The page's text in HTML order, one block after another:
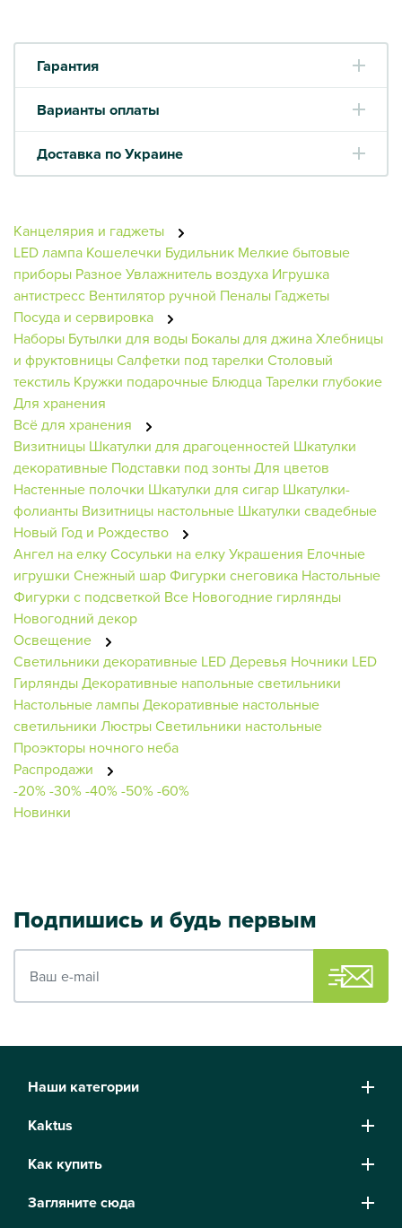
Гарантия
Варианты оплаты
Доставка по Украине
Канцелярия и гаджеты
LED лампа Кошелечки Будильник Мелкие бытовые
приборы РазноеУвлажнитель воздуха Игрушка
антистресс Вентилятор ручной Пеналы Гаджеты
Посуда и сервировка
Наборы Бутылки для воды Бокалы для джинаХлебницы
и фруктовницыСалфетки под тарелки Столовый
текстиль Кружки подарочные БлюдцаТарелки глубокие
Для хранения
Всё для хранения
Визитницы Шкатулки для драгоценностей Шкатулки
декоративные Подставки под зонтыДля цветов
Настенные полочки Шкатулки для сигар Шкатулки-
фолианты Визитницы настольные Шкатулки свадебные
Новый Год и Рождество
Ангел на елкуСосульки на елкуУкрашения Елочные
игрушки Снежный шарФигурки снеговика Настольные
Фигурки с подсветкой Все Новогодние гирлянды
Новогодний декор
Освещение
Светильники декоративные LED Деревья Ночники LED
ГирляндыДекоративные напольные светильники
Настольные лампыДекоративные настольные
светильники ЛюстрыСветильники настольные
Проэкторы ночного неба
Распродажи
-20%-30%-40%-50%-60%
Новинки
Подпишись и будь первым
Наши категории
Kaktus
Как купить
Загляните сюда